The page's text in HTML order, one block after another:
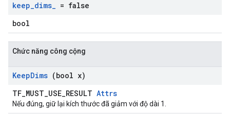
keep_dims_ = false
bool
Chức năng công cộng
KeepDims (bool x)
TF_MUST_USE_RESULT Attrs
Nếu đúng, giữ lại kích thước đã giảm với độ dài 1.